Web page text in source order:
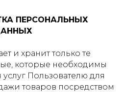
ПЕРСОНАЛЬНЫХ
и хранит только те
которые необходимы
Пользователю для
товаров посредством